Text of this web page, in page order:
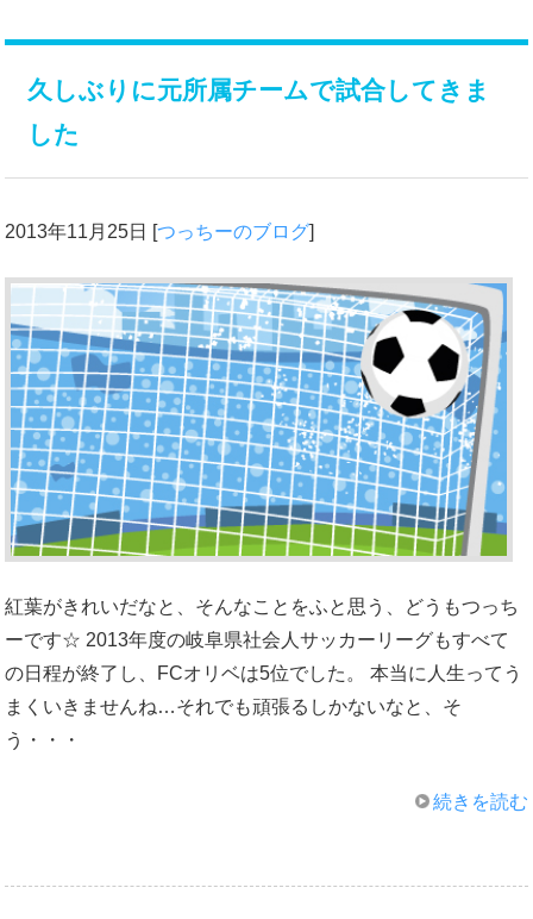
久しぶりに元所属チームで試合してきま
した
2013年11月25日 [つっちーのブログ]
紅葉がきれいだなと、そんなことをふと思う、どうもつっち
ーです☆ 2013年度の岐阜県社会人サッカーリーグもすべて
の日程が終了し、FCオリベは5位でした。 本当に人生ってう
まくいきませんね…それでも頑張るしかないなと、そ
う・・・
続きを読む